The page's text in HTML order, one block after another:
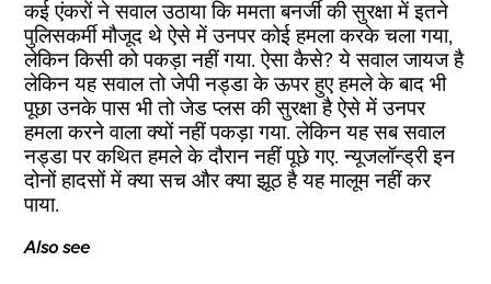
कई एंकरों ने सवाल उठाया कि ममता बनर्जी की सुरक्षा में इतने
पुलिसकर्मी मौजूद थे ऐसे में उनपर कोई हमला करके चला गया,
लेकिन किसी को पकड़ा नहीं गया. ऐसा कैसे? ये सवाल जायज है
लेकिन यह सवाल तो जेपी नड्डा के ऊपर हुए हमले के बाद भी
पूछा उनके पास भी तो जेड प्लस की सुरक्षा है ऐसे में उनपर
हमला करने वाला क्यों नहीं पकड़ा गया. लेकिन यह सब सवाल
नड्डा पर कथित हमले के दौरान नहीं पूछे गए. न्यूजलॉन्ड्री इन
दोनों हादसों में क्या सच और क्या झूठ है यह मालूम नहीं कर
पाया.
Also see